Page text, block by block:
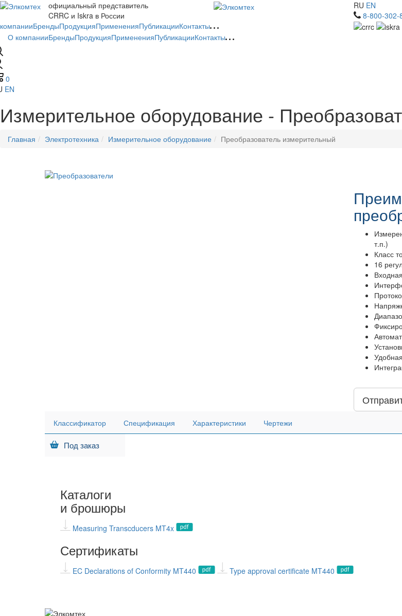
официальный представитель
CRRC и Iskra в России
RU EN
8-800-302-
О компанииБрендыПродукцияПримененияПубликацииКонтакты
БрендыПродукцияПримененияПубликацииКонтакты
0
EN
Измерительное оборудование -
Главная Электротехника Измерительное оборудование Преобразователь измерительный
т.п.)
Класс
16
Классификатор Спецификация Характеристики Чертежи
Под заказ
Каталоги
и брошюры
Measuring Transcducers MT4x
Сертификаты
EC Declarations of Conformity MT440 Type approval certificate MT440